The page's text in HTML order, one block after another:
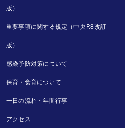
版）
重要事項に関する規定（中央R8改訂
版）
感染予防対策について
保育・食育について
一日の流れ・年間行事
アクセス